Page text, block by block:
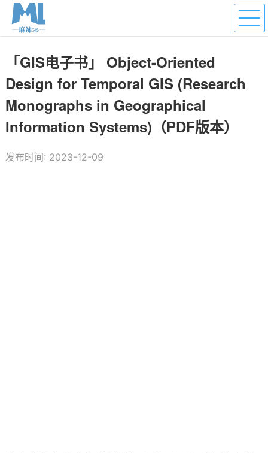
「GIS电子书」 Object-Oriented
Design for Temporal GIS (Research
Monographs in Geographical
Information Systems)（PDF版本）
发布时间: 2023-12-09